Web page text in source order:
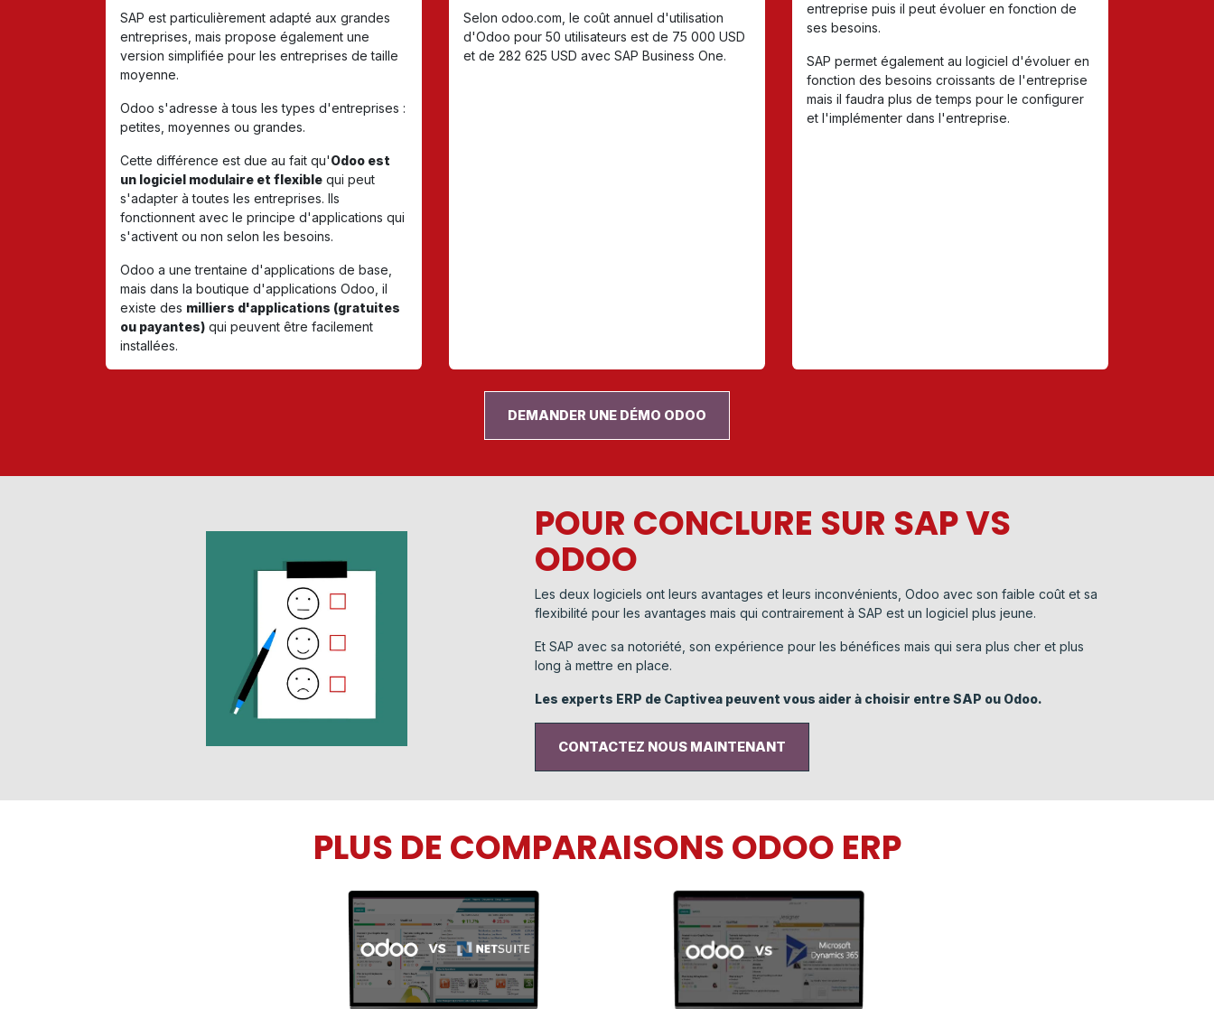
SAP est particulièrement adapté aux grandes
entreprises, mais propose également une
version simplifiée pour les entreprises de taille
moyenne.
Odoo s'adresse à tous les types d'entreprises :
petites, moyennes ou grandes.
Cette différence est due au fait qu'Odoo est
un logiciel modulaire et flexible qui peut
s'adapter à toutes les entreprises. Ils
fonctionnent avec le principe d'applications qui
s'activent ou non selon les besoins.
Odoo a une trentaine d'applications de base,
mais dans la boutique d'applications Odoo, il
existe des milliers d'applications (gratuites
ou payantes) qui peuvent être facilement
installées.
Selon odoo.com, le coût annuel d'utilisation
d'Odoo pour 50 utilisateurs est de 75 000 USD
et de 282 625 USD avec SAP Business One.
entreprise puis il peut évoluer en fonction de
ses besoins.
​SAP permet également au logiciel d'évoluer en
fonction des besoins croissants de l'entreprise
mais il faudra plus de temps pour le configurer
et l'implémenter dans l'entreprise.
DEMANDER UNE DÉMO ODOO
POUR CONCLURE SUR SAP VS
ODOO
Les deux logiciels ont leurs avantages et leurs inconvénients, Odoo avec son faible coût et sa
flexibilité pour les avantages mais qui contrairement à SAP est un logiciel plus jeune.
Et SAP avec sa notoriété, son expérience pour les bénéfices mais qui sera plus cher et plus
long à mettre en place.
Les experts ERP de Captivea peuvent vous aider à choisir entre SAP ou Odoo.
CONTACTEZ NOUS MAINTENANT
​PLUS DE COMPARAISONS ODOO ERP